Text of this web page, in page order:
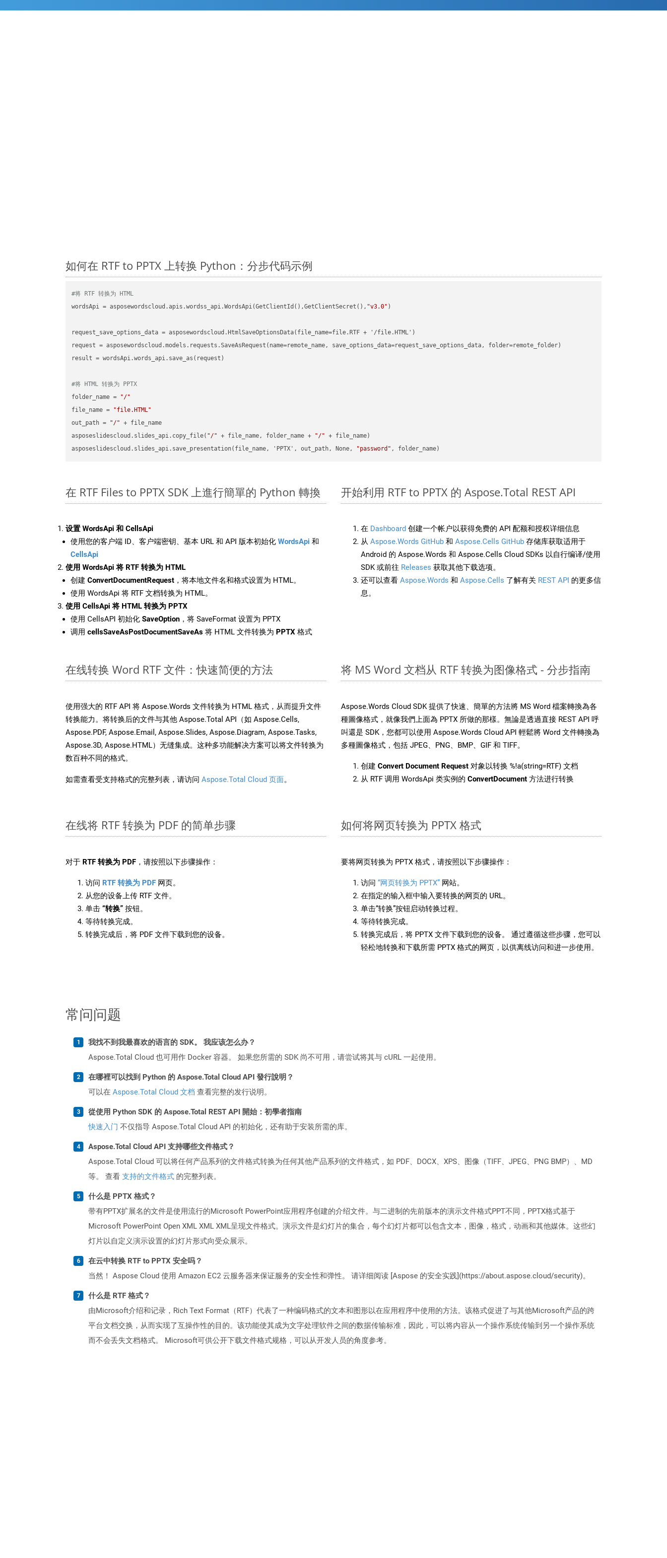
如何在 RTF to PPTX 上转换 Python：分步代码示例
#将 RTF 转换为 HTML
wordsApi = asposewordscloud.apis.wordss_api.WordsApi(GetClientId(),GetClientSecret(), "v3.0" )
request_save_options_data = asposewordscloud.HtmlSaveOptionsData(file_name=file.RTF + '/file.HTML')
request = asposewordscloud.models.requests.SaveAsRequest(name=remote_name, save_options_data=request_save_options_data, folder=remote_folder)
result = wordsApi.words_api.save_as(request)
#将 HTML 转换为 PPTX
folder_name =
"/"
file_name =
"file.HTML"
out_path =
"/" + file_name
asposeslidescloud.slides_api.copy_file( "/" + file_name, folder_name + "/" + file_name)
asposeslidescloud.slides_api.save_presentation(file_name, 'PPTX', out_path, None,
"password"
在 RTF Files to PPTX SDK 上進行簡單的 Python 轉換
设置 WordsApi 和 CellsApi
使用您的客户端 ID、客户端密钥、基本 URL 和 API 版本初始化 WordsApi 和
CellsApi
使用 WordsApi 将 RTF 转换为 HTML
创建 ConvertDocumentRequest ，将本地文件名和格式设置为 HTML。
使用 WordsApi 将 RTF 文档转换为 HTML。
使用 CellsApi 将 HTML 转换为 PPTX
使用 CellsAPI 初始化 SaveOption ，将 SaveFormat 设置为 PPTX
调用 cellsSaveAsPostDocumentSaveAs 将 HTML 文件转换为 PPTX 格式
开始利用 RTF to PPTX 的 Aspose.Total REST API
在 Dashboard 创建一个帐户以获得免费的 API 配额和授权详细信息
从 Aspose.Words GitHub 和 Aspose.Cells GitHub 存储库获取适用于
Android 的 Aspose.Words 和 Aspose.Cells Cloud SDKs 以自行编译/使用
SDK 或前往 Releases 获取其他下载选项。
还可以查看 Aspose.Words 和 Aspose.Cells 了解有关 REST API 的更多信
息。
在线转换 Word RTF 文件：快速简便的方法
使用强大的 RTF API 将 Aspose.Words 文件转换为 HTML 格式，从而提升文件
转换能力。将转换后的文件与其他 Aspose.Total API（如 Aspose.Cells,
Aspose.PDF, Aspose.Email, Aspose.Slides, Aspose.Diagram, Aspose.Tasks,
Aspose.3D, Aspose.HTML）无缝集成。这种多功能解决方案可以将文件转换为
数百种不同的格式。
如需查看受支持格式的完整列表，请访问 Aspose.Total Cloud 页面。
将 MS Word 文档从 RTF 转换为图像格式 - 分步指南
Aspose.Words Cloud SDK 提供了快速、簡單的方法將 MS Word 檔案轉換為各
種圖像格式，就像我們上面為 PPTX 所做的那樣。無論是透過直接 REST API 呼
叫還是 SDK，您都可以使用 Aspose.Words Cloud API 輕鬆將 Word 文件轉換為
多種圖像格式，包括 JPEG、PNG、BMP、GIF 和 TIFF。
创建 Convert Document Request 对象以转换 %!a(string=RTF) 文档
从 RTF 调用 WordsApi 类实例的 ConvertDocument 方法进行转换
在线将 RTF 转换为 PDF 的简单步骤
对于 RTF 转换为 PDF ，请按照以下步骤操作：
访问 RTF 转换为 PDF 网页。
从您的设备上传 RTF 文件。
单击 “转换” 按钮。
等待转换完成。
转换完成后，将 PDF 文件下载到您的设备。
如何将网页转换为 PPTX 格式
要将网页转换为 PPTX 格式，请按照以下步骤操作：
访问 “网页转换为 PPTX” 网站。
在指定的输入框中输入要转换的网页的 URL。
单击“转换”按钮启动转换过程。
等待转换完成。
转换完成后，将 PPTX 文件下载到您的设备。 通过遵循这些步骤，您可以
轻松地转换和下载所需 PPTX 格式的网页，以供离线访问和进一步使用。
常问问题
我找不到我最喜欢的语言的 SDK。 我应该怎么办？
Aspose.Total Cloud 也可用作 Docker 容器。 如果您所需的 SDK 尚不可用，请尝试将其与 cURL 一起使用。
在哪裡可以找到 Python 的 Aspose.Total Cloud API 發行說明？
可以在 Aspose.Total Cloud 文档 查看完整的发行说明。
從使用 Python SDK 的 Aspose.Total REST API 開始：初學者指南
快速入门 不仅指导 Aspose.Total Cloud API 的初始化，还有助于安装所需的库。
Aspose.Total Cloud API 支持哪些文件格式？
Aspose.Total Cloud 可以将任何产品系列的文件格式转换为任何其他产品系列的文件格式，如 PDF、DOCX、XPS、图像（TIFF、JPEG、PNG BMP）、MD
等。 查看 支持的文件格式 的完整列表。
什么是 PPTX 格式？
带有PPTX扩展名的文件是使用流行的Microsoft PowerPoint应用程序创建的介绍文件。与二进制的先前版本的演示文件格式PPT不同，PPTX格式基于
Microsoft PowerPoint Open XML XML XML呈现文件格式。演示文件是幻灯片的集合，每个幻灯片都可以包含文本，图像，格式，动画和其他媒体。这些幻
灯片以自定义演示设置的幻灯片形式向受众展示。
在云中转换 RTF to PPTX 安全吗？
当然！ Aspose Cloud 使用 Amazon EC2 云服务器来保证服务的安全性和弹性。 请详细阅读 [Aspose 的安全实践](https://about.aspose.cloud/security)。
什么是 RTF 格式？
由Microsoft介绍和记录，Rich Text Format（RTF）代表了一种编码格式的文本和图形以在应用程序中使用的方法。该格式促进了与其他Microsoft产品的跨
平台文档交换，从而实现了互操作性的目的。该功能使其成为文字处理软件之间的数据传输标准，因此，可以将内容从一个操作系统传输到另一个操作系统
而不会丢失文档格式。 Microsoft可供公开下载文件格式规格，可以从开发人员的角度参考。